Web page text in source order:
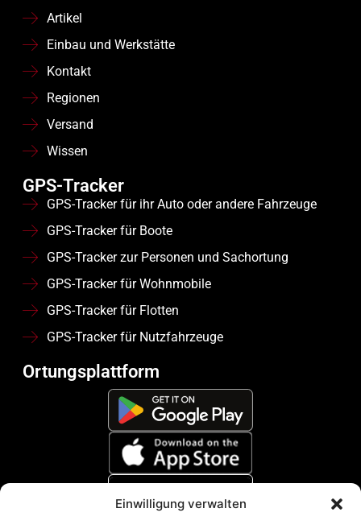
Einwilligung verwalten
Artikel
Einbau und Werkstätte
Kontakt
Regionen
Versand
Wissen
GPS-Tracker
GPS-Tracker für ihr Auto oder andere Fahrzeuge
GPS-Tracker für Boote
GPS-Tracker zur Personen und Sachortung
GPS-Tracker für Wohnmobile
GPS-Tracker für Flotten
GPS-Tracker für Nutzfahrzeuge
Ortungsplattform